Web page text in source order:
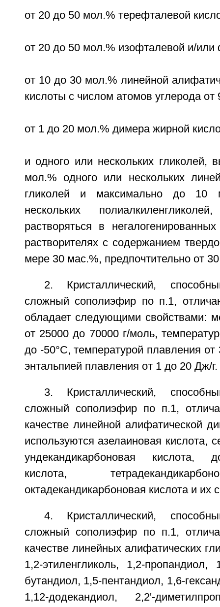
от 20 до 50 мол.% терефталевой
от 20 до 50 мол.% изофталевой и/или
от 10 до 30 мол.% линейной
кислоты с числом атомов углерода от
от 1 до 20 мол.% димера жирной
и одного или нескольких гликолей,
мол.% одного или нескольких
гликолей и максимально до 10
нескольких
растворяться в
растворителях с содержанием
мере 30 мас.%, предпочтительно от
2. Кристаллический,
сложный сополиэфир по п.1,
обладает следующими свойствами:
от 25000 до 70000 г/моль,
до -50°С, температурой плавления
энтальпией плавления от 1 до 20 Дж/г.
3. Кристаллический,
сложный сополиэфир по п.1,
качестве линейной алифатической
используются азелаиновая кислота,
ундекандикарбоновая кислота,
кислота,
октадекандикарбоновая кислота и их
4. Кристаллический,
сложный сополиэфир по п.1,
качестве линейных алифатических
1,2-этиленгликоль, 1,2-пропандиол,
бутандиол, 1,5-пентандиол, 1,6-
1,12-додекандиол, 2,2'-